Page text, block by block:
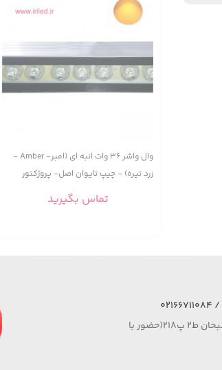
وال واشر 36 وات انبه ای (امبر- Amber -
زرد تیره) - چیپ تایوان اصل- پروژکتور
تماس بگیرید
نشانی: تهران لاله زار شمالی پاساژ سبحان ط2 پ218(حضور با